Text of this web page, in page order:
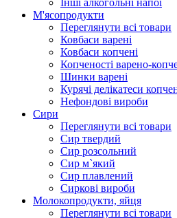
Інші алкогольні напої
М'ясопродукти
Переглянути всі товари
Ковбаси варені
Ковбаси копчені
Копченості варено-
Шинки варені
Курячі делікатеси
Нефондові вироби
Сири
Переглянути всі товари
Сир твердий
Сир розсольний
Сир м`який
Сир плавлений
Сиркові вироби
Молокопродукти, яйця
Переглянути всі товари